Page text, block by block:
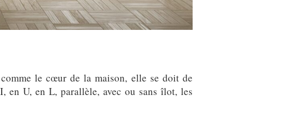
le cœur de la maison, elle se doit de
en U, en L, parallèle, avec ou sans îlot, les